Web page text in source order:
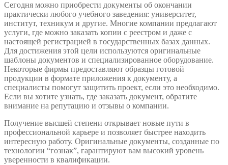
Сегодня можно приобрести документы об окончании
практически любого учебного заведения: университет,
институт, техникум и другие. Многие компании предлагают
услуги, где можно заказать копии с реестром и даже с
настоящей регистрацией в государственных базах данных.
Для достижения этой цели используются оригинальные
шаблоны документов и специализированное оборудование.
Некоторые фирмы предоставляют образцы готовой
продукции в формате приложения к документу, а
специалисты помогут защитить проект, если это необходимо.
Если вы хотите узнать, где заказать документ, обратите
внимание на репутацию и отзывы о компании.
Получение высшей степени открывает новые пути в
профессиональной карьере и позволяет быстрее находить
интересную работу. Оригинальные документы, созданные по
технологии “гознак”, гарантируют вам высокий уровень
уверенности в квалификации.